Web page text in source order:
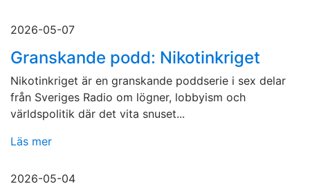
2026-05-07
Granskande podd: Nikotinkriget
Nikotinkriget är en granskande poddserie i sex delar
från Sveriges Radio om lögner, lobbyism och
världspolitik där det vita snuset...
Läs mer
2026-05-04